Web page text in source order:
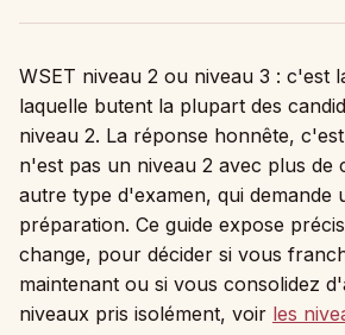
WSET niveau 2 ou niveau 3 : c'est
laquelle butent la plupart des
niveau 2. La réponse honnête,
n'est pas un niveau 2 avec plus de
autre type d'examen, qui demande
préparation. Ce guide expose
change, pour décider si vous
maintenant ou si vous consolidez
niveaux pris isolément, voir les